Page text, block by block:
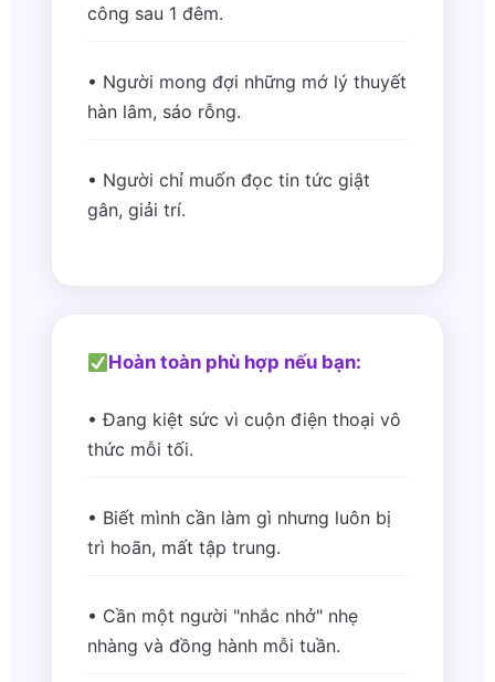
công sau 1 đêm.
• Người mong đợi những mớ lý thuyết
hàn lâm, sáo rỗng.
• Người chỉ muốn đọc tin tức giật
gân, giải trí.
Hoàn toàn phù hợp nếu bạn:
• Đang kiệt sức vì cuộn điện thoại vô
thức mỗi tối.
• Biết mình cần làm gì nhưng luôn bị
trì hoãn, mất tập trung.
• Cần một người "nhắc nhở" nhẹ
nhàng và đồng hành mỗi tuần.